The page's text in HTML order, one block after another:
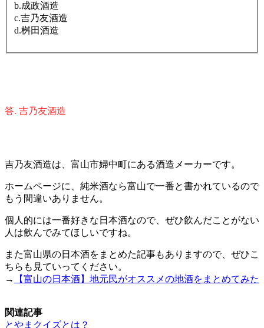
b.成政酒造
c.吉乃友酒造
d.桝田酒造
答. 吉乃友酒造
吉乃友酒造は、富山市婦中町にある酒造メーカーです。
ホームページに、純米酒なら富山で一番と書かれているので
もう間違いありません。
個人的には一番好きな日本酒なので、ぜひ飲んだことがない
人は飲んでみてほしいですね。
また富山県の日本酒をまとめた記事もありますので、ぜひこ
ちらも見ていってください。
→
【富山の日本酒】地元民がオススメの地酒をまとめてみた
関連記事
とやまクイズとは？